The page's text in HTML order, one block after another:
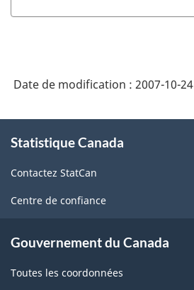
et
travail
-
Tableau
1980
Date de modification : 2007-10-24
propos
ce
site
Statistique Canada
Contactez StatCan
Centre de confiance
Gouvernement du Canada
Toutes les coordonnées